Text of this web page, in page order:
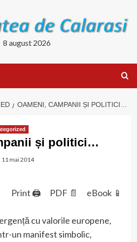
8 august 2026
OAMENI, CAMPANII ȘI POLITICI…
și politici…
11 mai 2014
Print 🖨 PDF 📄 eBook 📱
cu valorile europene,
un manifest simbolic,